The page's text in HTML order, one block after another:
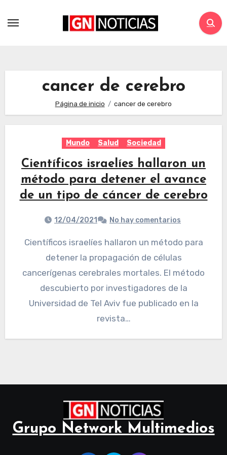
cancer de cerebro
Página de inicio cancer de cerebro
Mundo Salud Sociedad
Científicos israelíes hallaron un
método para detener el avance
de un tipo de cáncer de cerebro
12/04/2021 No hay comentarios
Científicos israelíes hallaron un método para
detener la propagación de células
cancerígenas cerebrales mortales. El método
descubierto por investigadores de la
Universidad de Tel Aviv fue publicado en la
revista…
Grupo Network Multimedios